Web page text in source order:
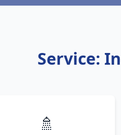
Service:
🚿